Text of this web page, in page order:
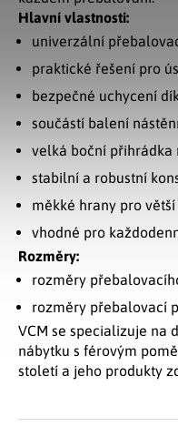
Hlavní vlastnosti:
univerzální
praktické řešení pro
bezpečné uchycení
součástí balení
velká boční
stabilní a robustní
měkké hrany pro
vhodné pro
Rozměry:
rozměry
rozměry přebalovací
VCM se specializuje na
nábytku s férovým
století a jeho produkty